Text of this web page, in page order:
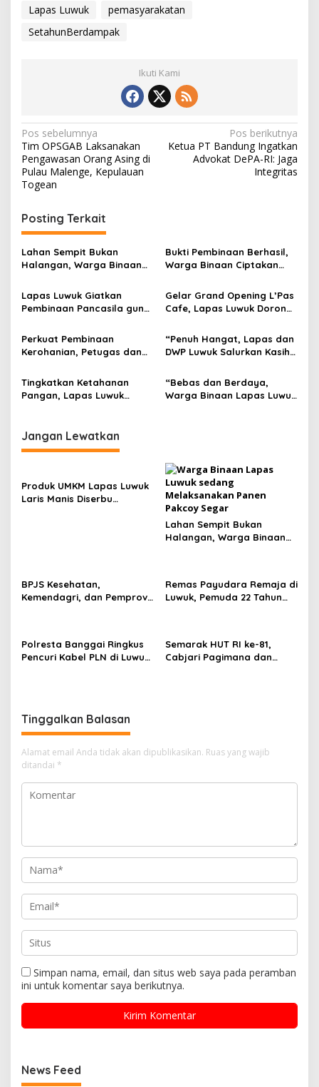
Lapas Luwuk
pemasyarakatan
SetahunBerdampak
Ikuti Kami
Navigasi
pos
Pos sebelumnya
Tim OPSGAB Laksanakan
Pengawasan Orang Asing di
Pulau Malenge, Kepulauan
Togean
Pos berikutnya
Ketua PT Bandung Ingatkan
Advokat DePA-RI: Jaga
Integritas
Posting Terkait
Lahan Sempit Bukan
Halangan, Warga Binaan
Pakcoy
Bukti Pembinaan Berhasil,
Warga Binaan Ciptakan
Kepribadian untuk Masjid
Lapas Luwuk Giatkan
Pembinaan Pancasila guna
Kebangsaan Warga Binaan
Gelar Grand Opening L’Pas
Cafe, Lapas Luwuk Dorong
Promosi Karya Warga
Binaan
Perkuat Pembinaan
Kerohanian, Petugas dan
Yasinan Bersama
“Penuh Hangat, Lapas dan
DWP Luwuk Salurkan Kasih
Luwuk”
Tingkatkan Ketahanan
Pangan, Lapas Luwuk
Lele
“Bebas dan Berdaya,
Warga Binaan Lapas Luwuk
Jangan Lewatkan
Produk UMKM Lapas Luwuk
Laris Manis Diserbu
Lahan Sempit Bukan
Halangan, Warga Binaan
BPJS Kesehatan,
Kemendagri, dan Pemprov
Remas Payudara Remaja di
Luwuk, Pemuda 22 Tahun
Polresta Banggai Ringkus
Pencuri Kabel PLN di Luwuk,
Semarak HUT RI ke-81,
Cabjari Pagimana dan
Tinggalkan Balasan
Alamat email Anda tidak akan dipublikasikan. Ruas yang wajib
ditandai *
Simpan nama, email, dan situs web saya pada peramban
ini untuk komentar saya berikutnya.
News Feed